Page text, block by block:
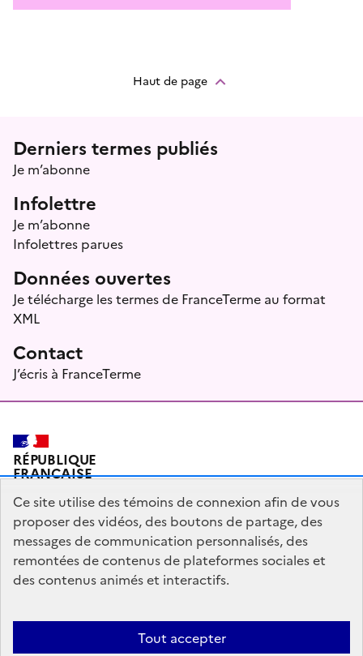
Haut de page
Menu prefooter
Derniers termes publiés
Je m’abonne
Infolettre
Je m’abonne
Infolettres parues
Données ouvertes
Je télécharge les termes de FranceTerme au format
XML
Contact
J’écris à FranceTerme
RÉPUBLIQUE
FRANÇAISE
Plan du site Mentions légales Qui sommes-nous ?
Partagez votre expérience pour améliorer les services
Accessibilité : partiellement conforme
Ce site utilise des témoins de connexion afin de vous
proposer des vidéos, des boutons de partage, des
messages de communication personnalisés, des
remontées de contenus de plateformes sociales et
des contenus animés et interactifs.
Tout accepter